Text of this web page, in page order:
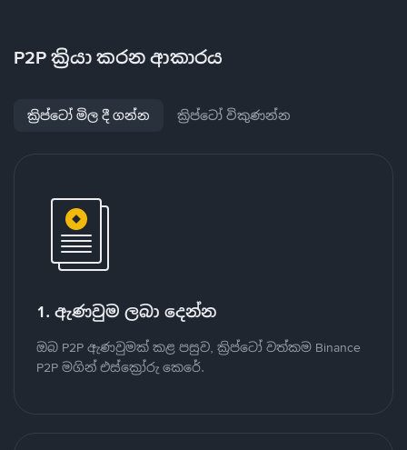
P2P ක්‍රියා කරන ආකාරය
ක්‍රිප්ටෝ මිල දී ගන්න ක්‍රිප්ටෝ විකුණන්න
1. ඇණවුම ලබා දෙන්න
ඔබ P2P ඇණවුමක් කළ පසුව, ක්‍රිප්ටෝ වත්කම Binance
P2P මගින් එස්ක්‍රෝරු කෙරේ.